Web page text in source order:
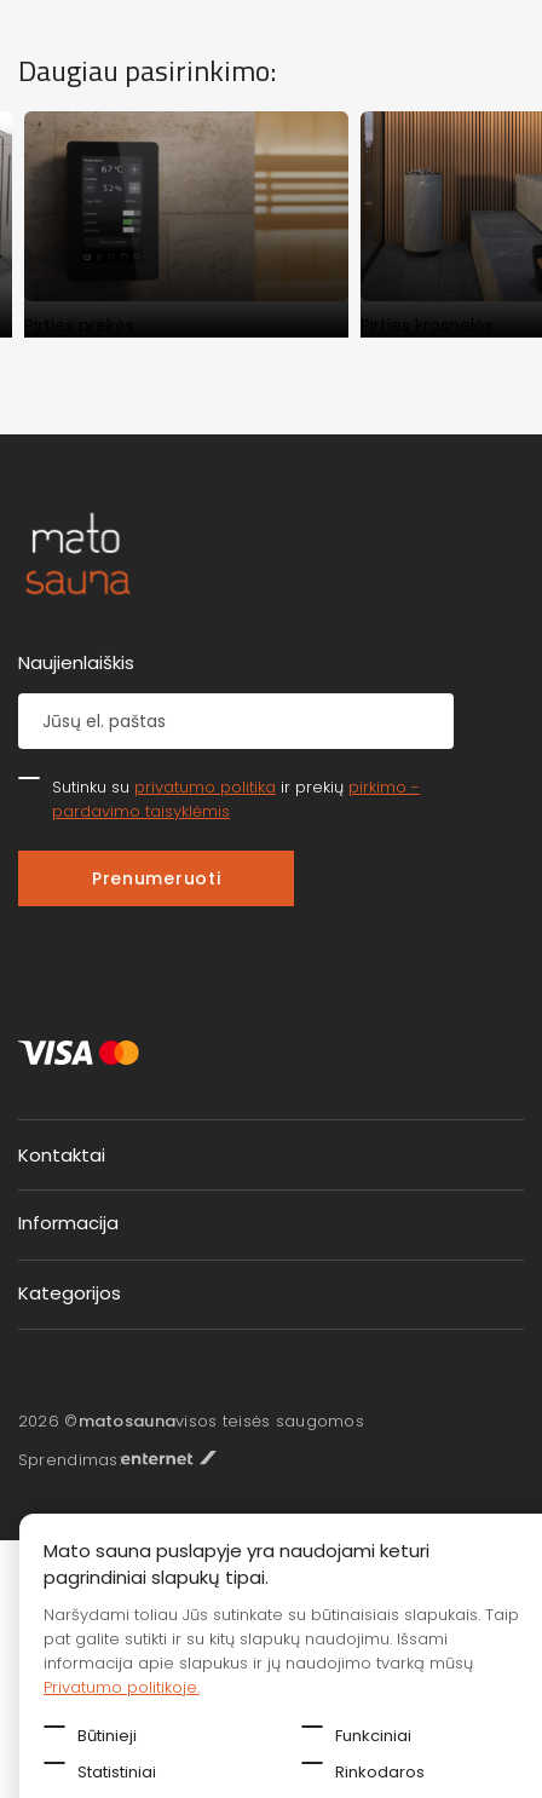
Daugiau pasirinkimo:
Pirties prekės Pirties krosnelės
Kontaktai
Informacija
Kategorijos
Naujienlaiškis
Sutinku su privatumo politika ir prekių pirkimo -
pardavimo taisyklėmis
Prenumeruoti
2026 ©matosaunavisos teisės saugomos
Sprendimas:
Mato sauna puslapyje yra naudojami keturi
pagrindiniai slapukų tipai.
Naršydami toliau Jūs sutinkate su būtinaisiais slapukais. Taip
pat galite sutikti ir su kitų slapukų naudojimu. Išsami
informacija apie slapukus ir jų naudojimo tvarką mūsų
Privatumo politikoje.
Būtinieji
Funkciniai
Statistiniai
Rinkodaros